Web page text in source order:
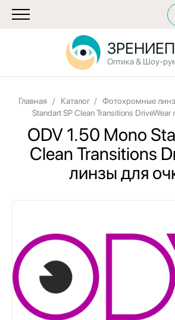
Оптика & Шоу-
Главная / Каталог / Фотохромные
Standart SP Clean Transitions
ODV 1.50 Mono
Clean Transitions
линзы для